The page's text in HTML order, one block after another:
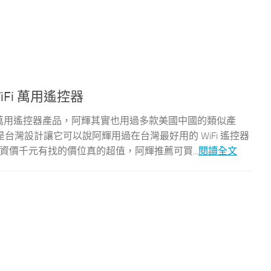
萬用遙控器
遙控器產品，阿輝其實也用過多款美國中國的類似產
灣設計讓它可以說阿輝用過在台灣最好用的 WiFi 遙控器
價千元有找的價位真的超值，阿輝推薦可買...閱讀全文